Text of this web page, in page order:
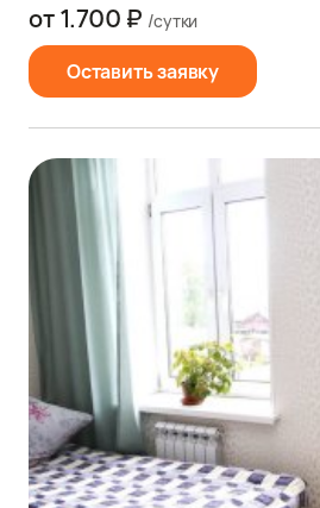
Оставить заявку
от 1.700 ₽ /сутки